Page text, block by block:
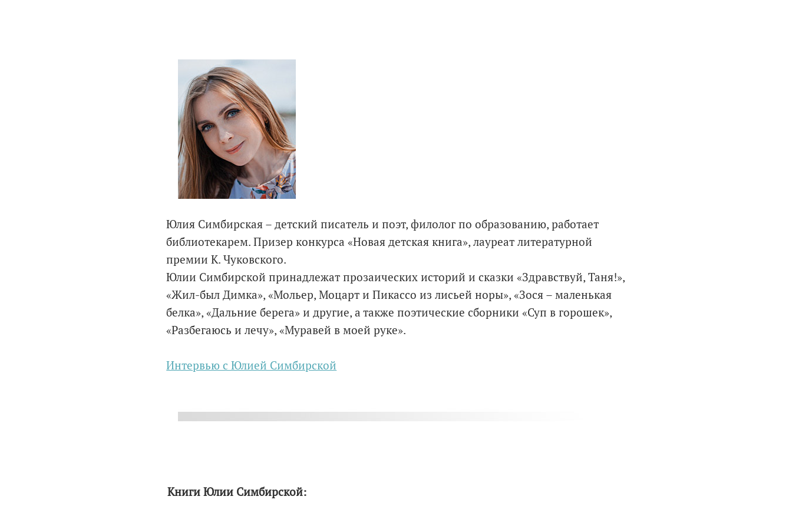
Юлия Симбирская – детский писатель и поэт, филолог по образованию, работает
библиотекарем. Призер конкурса «Новая детская книга», лауреат литературной
премии К. Чуковского.
Юлии Симбирской принадлежат прозаических историй и сказки «Здравствуй, Таня!»,
«Жил-был Димка», «Мольер, Моцарт и Пикассо из лисьей норы», «Зося – маленькая
белка», «Дальние берега» и другие, а также поэтические сборники «Суп в горошек»,
«Разбегаюсь и лечу», «Муравей в моей руке».
Интервью с Юлией Симбирской
Книги Юлии Симбирской: